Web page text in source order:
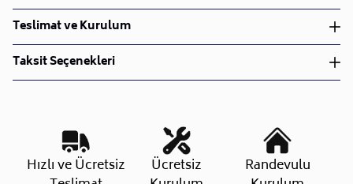
Teslimat ve Kurulum
Teslimat ve Kurulum
• Siparişlerinizi aldıktan sonra en kısa sürede işleme
Kargo süreçlerimizi güçlü lojistik ağımızla
destekleyerek, teslimatı en hızlı şekilde
gerçekleştiriyoruz.
Taksit Seçenekleri
Taksit Sayısı Aylık Tutar
Toplam Tutar
Tek Çekim
0,00 TL 0,00 TL
Hızlı ve Ücretsiz
Ücretsiz
Randevulu